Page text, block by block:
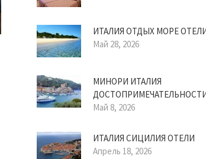
ИТАЛИЯ ОТДЫХ МОРЕ
Май 28, 2026
МИНОРИ ИТАЛИЯ
Май 8, 2026
ИТАЛИЯ СИЦИЛИЯ ОТЕЛИ
Апрель 18, 2026